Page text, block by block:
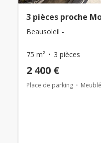
3 pièces proche
Beausoleil -
75 m² 3 pièces
2 400 €
Place de parking Meublé